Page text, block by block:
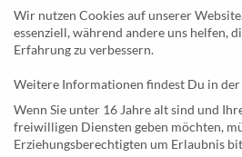
Kategorien
Newsletter
KONTAKT
MusicEggert
Wir nutzen Cookies auf unserer
essenziell, während andere uns helfen,
Erfahrung zu verbessern.
Weitere Informationen findest Du in
Wenn Sie unter 16 Jahre alt sind und
freiwilligen Diensten geben möchten,
Erziehungsberechtigten um Erlaubnis